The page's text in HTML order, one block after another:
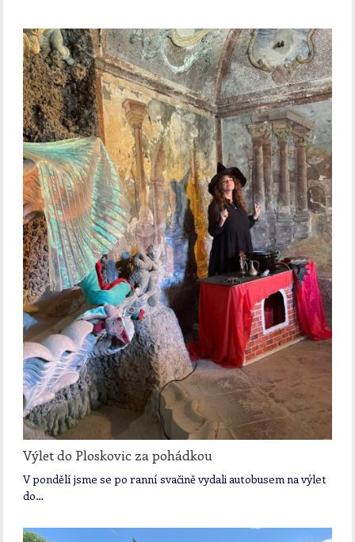
Výlet do Ploskovic za pohádkou
V pondělí jsme se po ranní svačině vydali autobusem na výlet
do…